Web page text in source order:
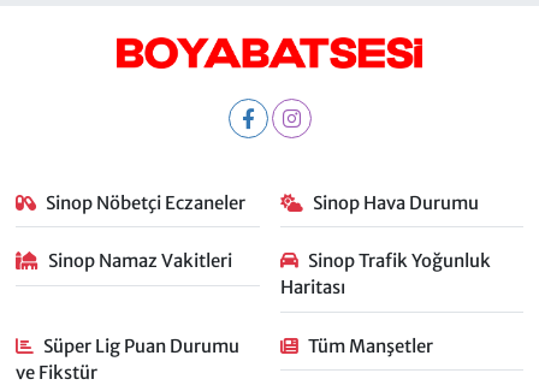
Sinop Nöbetçi Eczaneler Sinop Hava Durumu
Sinop Namaz Vakitleri
Sinop Trafik Yoğunluk
Haritası
Süper Lig Puan Durumu
ve Fikstür
Tüm Manşetler